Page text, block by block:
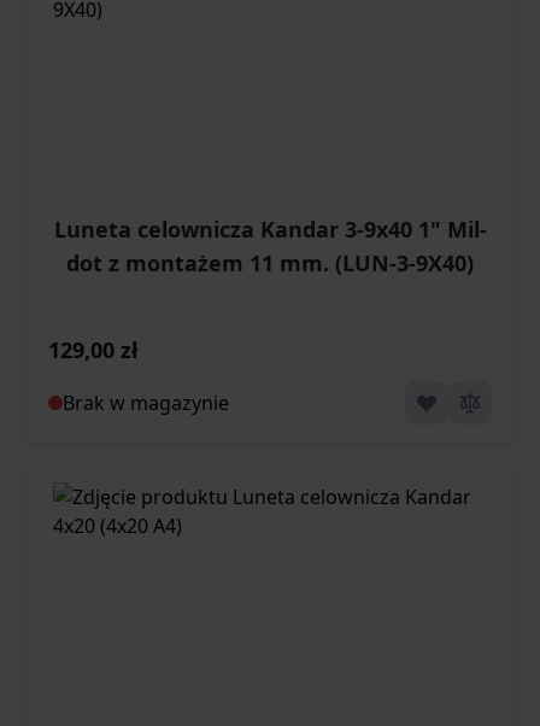
Luneta celownicza Kandar 3-9x40 1" Mil-
dot z montażem 11 mm. (LUN-3-9X40)
129,00 zł
Brak w magazynie